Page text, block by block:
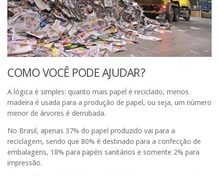
COMO VOCÊ PODE AJUDAR?
A lógica é simples: quanto mais papel é reciclado, menos
madeira é usada para a produção de papel, ou seja, um número
menor de árvores é derrubada.
No Brasil, apenas 37% do papel produzido vai para a
reciclagem, sendo que 80% é destinado para a confecção de
embalagens, 18% para papéis sanitários e somente 2% para
impressão.